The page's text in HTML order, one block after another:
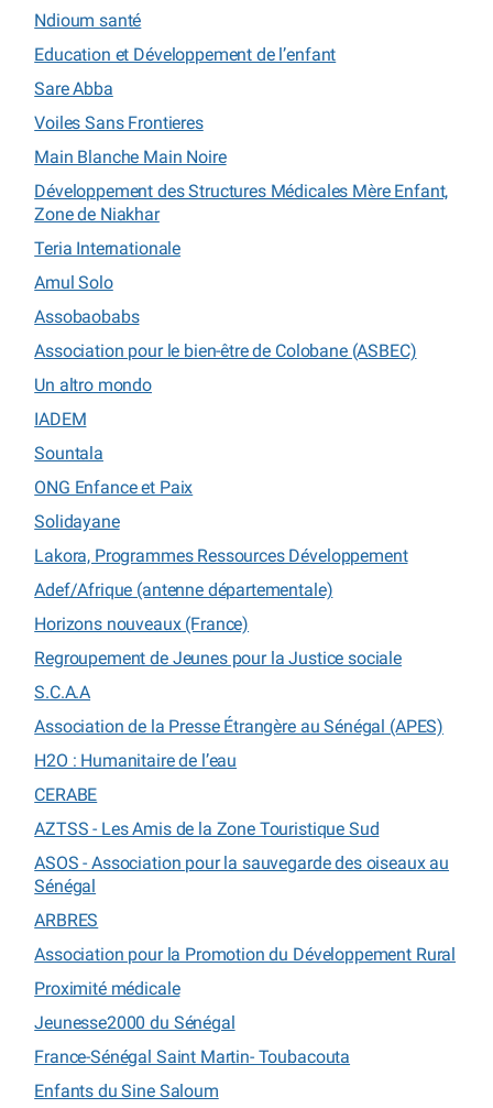
Ndioum santé
Education et Développement de l’enfant
Sare Abba
Voiles Sans Frontieres
Main Blanche Main Noire
Développement des Structures Médicales Mère Enfant,
Zone de Niakhar
Teria Internationale
Amul Solo
Assobaobabs
Association pour le bien-être de Colobane (ASBEC)
Un altro mondo
IADEM
Sountala
ONG Enfance et Paix
Solidayane
Lakora, Programmes Ressources Développement
Adef/Afrique (antenne départementale)
Horizons nouveaux (France)
Regroupement de Jeunes pour la Justice sociale
S.C.A.A
Association de la Presse Étrangère au Sénégal (APES)
H2O : Humanitaire de l’eau
CERABE
AZTSS - Les Amis de la Zone Touristique Sud
ASOS - Association pour la sauvegarde des oiseaux au
Sénégal
ARBRES
Association pour la Promotion du Développement Rural
Proximité médicale
Jeunesse2000 du Sénégal
France-Sénégal Saint Martin- Toubacouta
Enfants du Sine Saloum